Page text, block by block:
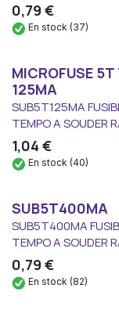
0,79 €
En stock (37)
MICROFUSE 5T
125MA
SUB5T125MA
TEMPO A SOUDER
1,04 €
En stock (40)
SUB5T400MA
SUB5T400MA
TEMPO A SOUDER
0,79 €
En stock (82)